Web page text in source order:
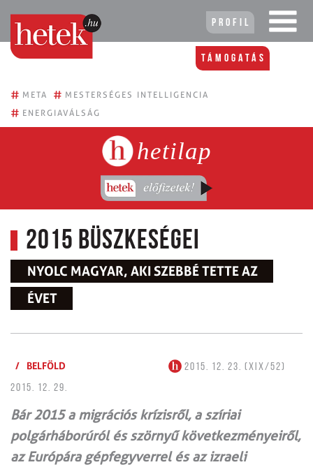
Profil
Támogatás
# META # MESTERSÉGES INTELLIGENCIA
# ENERGIAVÁLSÁG
hetilap
2015 büszkeségei
NYOLC MAGYAR, AKI SZEBBÉ TETTE AZ
ÉVET
/ BELFÖLD
2015. 12. 23. (XIX/52)
2015. 12. 29.
Bár 2015 a migrációs krízisről, a szíriai
polgárháborúról és szörnyű következményeiről,
az Európára gépfegyverrel és az izraeli